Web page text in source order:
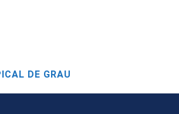
DE GRAU
de Nasca